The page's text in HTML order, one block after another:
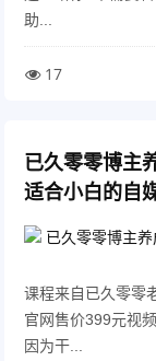
助...
17
已久零零博主
适合小白的自
课程来自已久零零
官网售价399元视
因为干...